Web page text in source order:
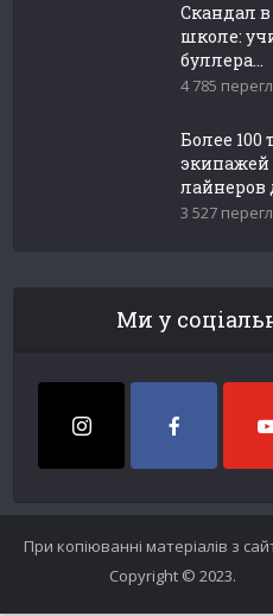
Скандал
школе:
буллера...
4 785
Более 100
лайнеров
3 527
Ми у
При копіюванні матеріалів з
Copyright © 2023.